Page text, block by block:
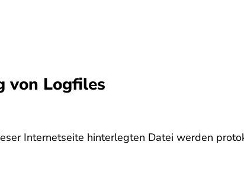
von Logfiles
Internetseite hinterlegten Datei werden